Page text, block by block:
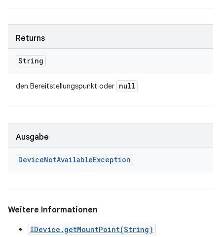
Returns
String
den Bereitstellungspunkt oder null
Ausgabe
DeviceNotAvailableException
Weitere Informationen
IDevice.getMountPoint(String)